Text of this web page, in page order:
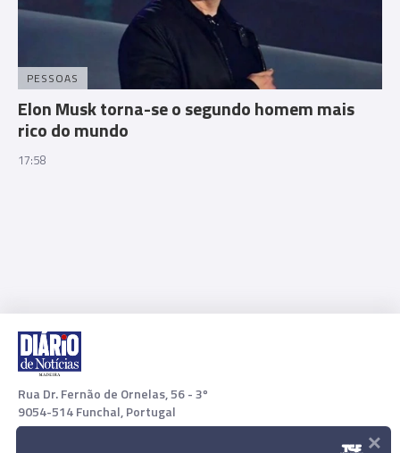
PESSOAS
Elon Musk torna-se o segundo homem mais
rico do mundo
17:58
Rua Dr. Fernão de Ornelas, 56 - 3º
9054-514 Funchal, Portugal
291 202 300
×